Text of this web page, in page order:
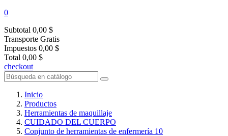
0
Subtotal 0,00 $
Transporte Gratis
Impuestos 0,00 $
Total 0,00 $
checkout
Inicio
Productos
Herramientas de maquillaje
CUIDADO DEL CUERPO
Conjunto de herramientas de enfermería 10